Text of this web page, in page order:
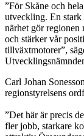
För Skåne och
utveckling. En
närhet gör regionen
och stärker vår
tillväxtmotorer ,
Carl Johan
regionstyrelsens
Det här är precis
fler jobb, starkare